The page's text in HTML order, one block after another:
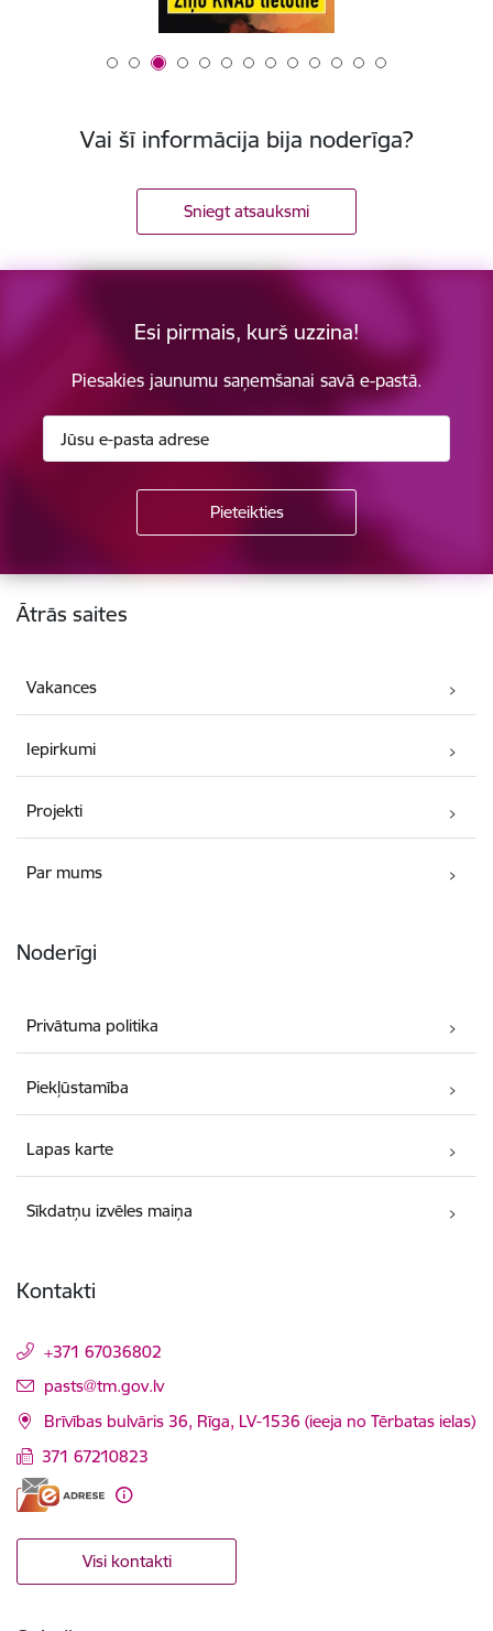
Vai šī informācija bija noderīga?
Sniegt atsauksmi
Esi pirmais, kurš uzzina!
Piesakies jaunumu saņemšanai savā e-pastā.
Kājene
Ātrās saites
Vakances
Iepirkumi
Projekti
Par mums
Noderīgi
Privātuma politika
Piekļūstamība
Lapas karte
Sīkdatņu izvēles maiņa
Kontakti
+371 67036802
E-pasts:
pasts@tm.gov.lv
Brīvības bulvāris 36, Rīga, LV-1536 (ieeja no Tērbatas ielas)
371 67210823
Visi kontakti